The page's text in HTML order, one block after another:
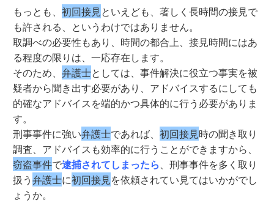
もっとも、初回接見といえども、著しく長時間の接見で
も許される、というわけではありません。
取調べの必要性もあり、時間の都合上、接見時間にはあ
る程度の限りは、一応存在します。
そのため、弁護士としては、事件解決に役立つ事実を被
疑者から聞き出す必要があり、アドバイスするにしても
的確なアドバイスを端的かつ具体的に行う必要がありま
す。
刑事事件に強い弁護士であれば、初回接見時の聞き取り
調査、アドバイスも効率的に行うことができますから、
窃盗事件で逮捕されてしまったら、刑事事件を多く取り
扱う弁護士に初回接見を依頼されてい見てはいかがでし
ょうか。